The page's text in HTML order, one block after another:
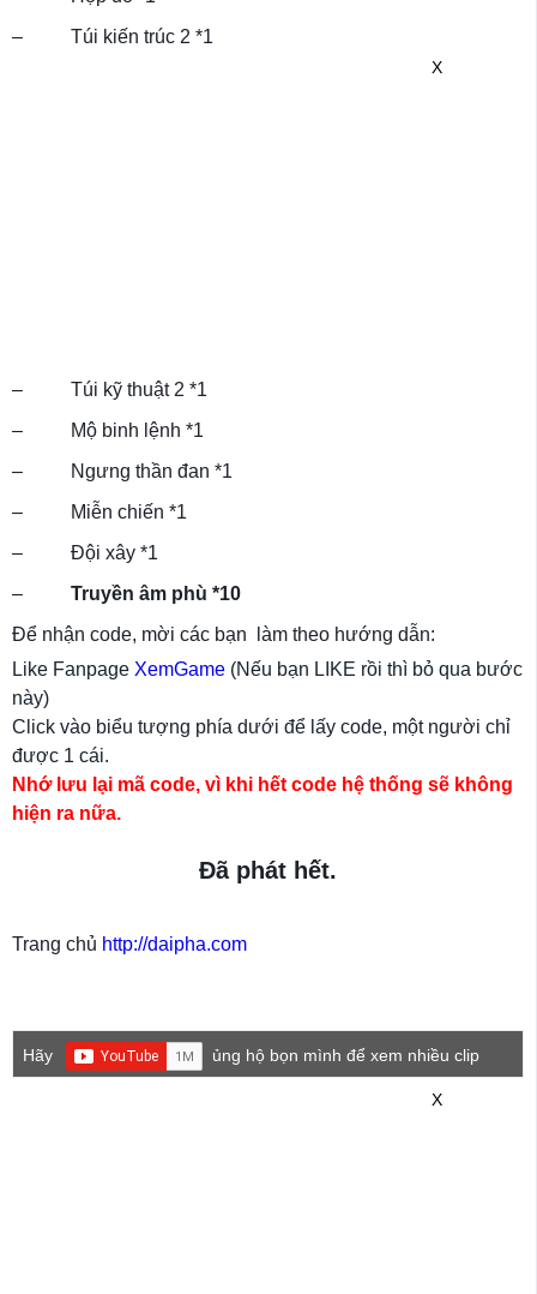
– Túi kiến trúc 2 *1
X
– Túi kỹ thuật 2 *1
– Mộ binh lệnh *1
– Ngưng thần đan *1
– Miễn chiến *1
– Đội xây *1
– Truyền âm phù *10
Để nhận code, mời các bạn làm theo hướng dẫn:
Like Fanpage XemGame (Nếu bạn LIKE rồi thì bỏ qua bước
này)
Click vào biểu tượng phía dưới để lấy code, một người chỉ
được 1 cái.
Nhớ lưu lại mã code, vì khi hết code hệ thống sẽ không
hiện ra nữa.
Đã phát hết.
Trang chủ http://daipha.com
Hãy
ủng hộ bọn mình để xem nhiều clip
X